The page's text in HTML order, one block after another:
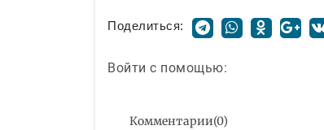
Поделиться:
Войти с помощью:
Комментарии(0)